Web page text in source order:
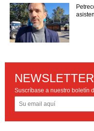
NEWSLETTER
Suscríbase a nuestro boletín